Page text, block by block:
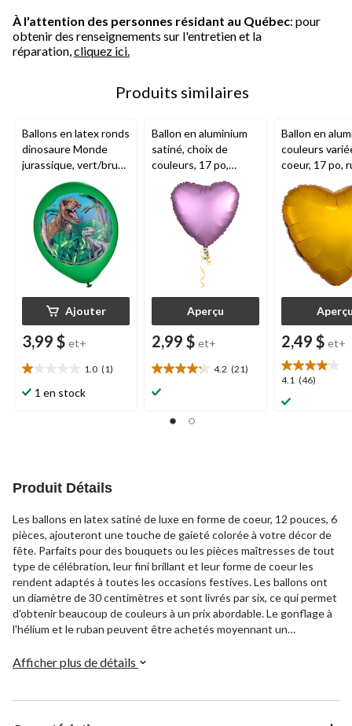
À l'attention des personnes résidant au Québec: pour
obtenir des renseignements sur l'entretien et la
réparation, cliquez ici.
Produits similaires
Ballons en latex ronds
dinosaure Monde
jurassique, vert/brun,
12 po, paq. 5, pour
fête d'anniversaire
Ajouter
3,99 $ et+
1.0 (1)
1.0
étoile(s)
1 en stock
Ballon en aluminium
satiné, choix de
couleurs, 17 po,
coeur, gonflage
hélium compris, pour
anniversaire/Saint-
Valentin/occasion
Aperçu
2,99 $ et+
4.2 (21)
4.2
étoile(s)
Ballon en
couleurs
coeur, 17 po,
compris,
Valentin
2,49 $ et+
4.1 (46)
4.1
étoile(s)
Produit Détails
Les ballons en latex satiné de luxe en forme de coeur, 12 pouces, 6
pièces, ajouteront une touche de gaieté colorée à votre décor de
fête. Parfaits pour des bouquets ou les pièces maîtresses de tout
type de célébration, leur fini brillant et leur forme de coeur les
rendent adaptés à toutes les occasions festives. Les ballons ont
un diamètre de 30 centimètres et sont livrés par six, ce qui permet
d'obtenir beaucoup de couleurs à un prix abordable. Le gonflage à
l'hélium et le ruban peuvent être achetés moyennant un
Afficher plus de détails